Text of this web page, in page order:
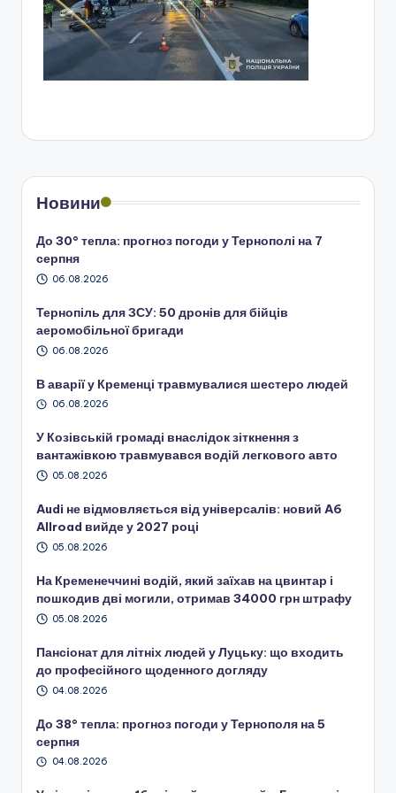
Новини
До 30° тепла: прогноз погоди у Тернополі на 7
серпня
06.08.2026
Тернопіль для ЗСУ: 50 дронів для бійців
аеромобільної бригади
06.08.2026
В аварії у Кременці травмувалися шестеро людей
06.08.2026
У Козівській громаді внаслідок зіткнення з
вантажівкою травмувався водій легкового авто
05.08.2026
Audi не відмовляється від універсалів: новий A6
Allroad вийде у 2027 році
05.08.2026
На Кременеччині водій, який заїхав на цвинтар і
пошкодив дві могили, отримав 34000 грн штрафу
05.08.2026
Пансіонат для літніх людей у Луцьку: що входить
до професійного щоденного догляду
04.08.2026
До 38° тепла: прогноз погоди у Тернополя на 5
серпня
04.08.2026